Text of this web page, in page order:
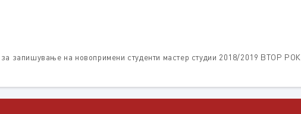
запишување на новопримени студенти мастер студии 2018/2019 ВТОР РОК